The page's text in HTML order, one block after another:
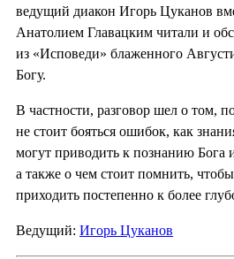
ведущий диакон Игорь Цуканов
Анатолием Главацким читали и
из «Исповеди» блаженного
Богу.
В частности, разговор шел о том,
не стоит бояться ошибок, как
могут приводить к познанию Бога
а также о чем стоит помнить,
приходить постепенно к более
Ведущий: Игорь Цуканов